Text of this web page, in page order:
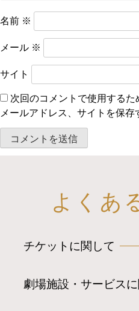
名前 ※
メール ※
サイト
次回のコメントで使用するた
メールアドレス、サイトを保存
よくあ
チケットに関して
劇場施設・サービス